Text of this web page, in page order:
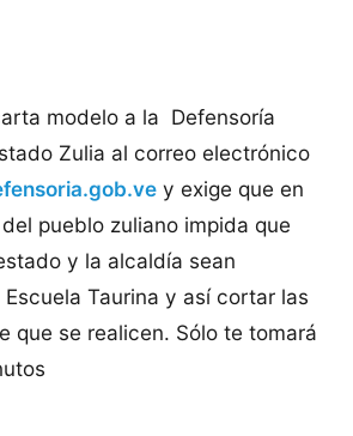
modelo a la Defensoría
Zulia al correo electrónico
y exige que en
pueblo zuliano impida que
y la alcaldía sean
Taurina y así cortar las
que se realicen. Sólo te tomará